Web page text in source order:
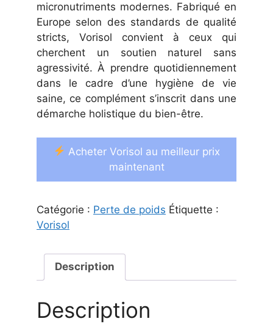
micronutriments modernes. Fabriqué en
Europe selon des standards de qualité
stricts, Vorisol convient à ceux qui
cherchent un soutien naturel sans
agressivité. À prendre quotidiennement
dans le cadre d’une hygiène de vie
saine, ce complément s’inscrit dans une
démarche holistique du bien-être.
Acheter Vorisol au meilleur prix
maintenant
Catégorie : Perte de poids Étiquette :
Vorisol
Description
Description